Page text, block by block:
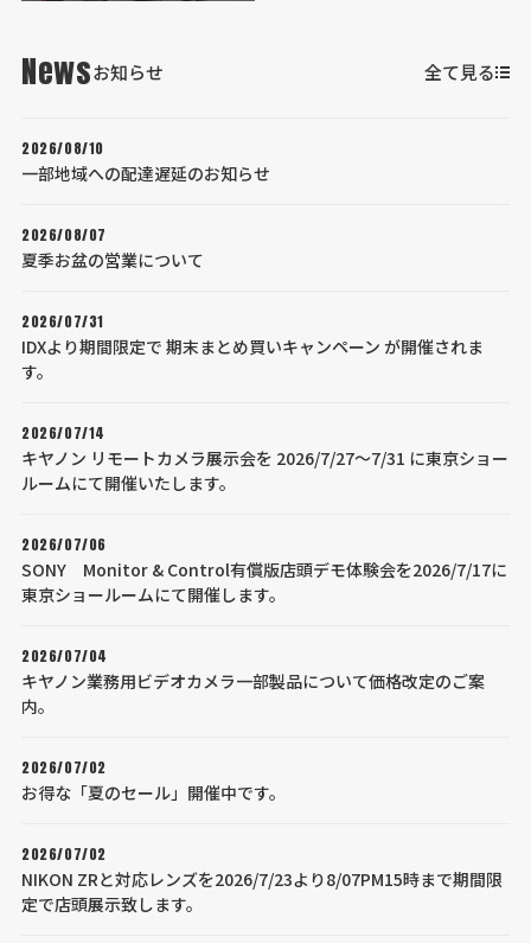
Newsお知らせ 全て見る
2026/08/10
一部地域への配達遅延のお知らせ
2026/08/07
夏季お盆の営業について
2026/07/31
IDXより期間限定で 期末まとめ買いキャンペーン が開催されま
す。
2026/07/14
キヤノン リモートカメラ展示会を 2026/7/27～7/31 に東京ショー
ルームにて開催いたします。
2026/07/06
SONY Monitor & Control有償版店頭デモ体験会を2026/7/17に
東京ショールームにて開催します。
2026/07/04
キヤノン業務用ビデオカメラ一部製品について価格改定のご案
内。
2026/07/02
お得な「夏のセール」開催中です。
2026/07/02
NIKON ZRと対応レンズを2026/7/23より8/07PM15時まで期間限
定で店頭展示致します。